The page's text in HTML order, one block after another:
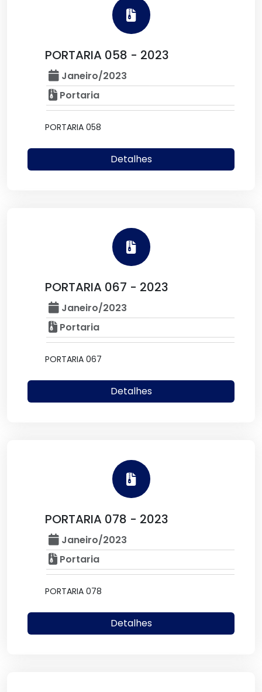
PORTARIA 058 - 2023
Janeiro/2023
Portaria
PORTARIA 058
Detalhes
PORTARIA 067 - 2023
Janeiro/2023
Portaria
PORTARIA 067
Detalhes
PORTARIA 078 - 2023
Janeiro/2023
Portaria
PORTARIA 078
Detalhes